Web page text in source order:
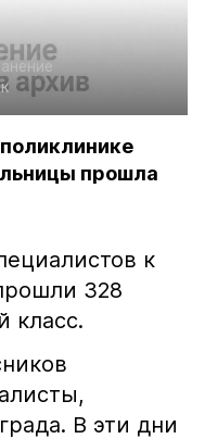
прошла
к
328
класс.
В эти дни